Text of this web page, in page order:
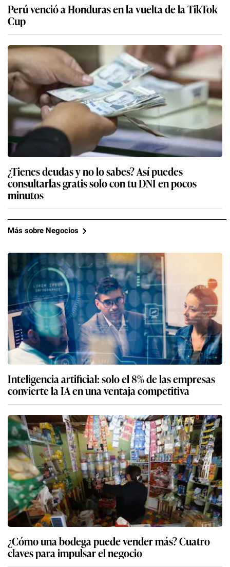
Perú venció a Honduras en la vuelta de la TikTok
Cup
¿Tienes deudas y no lo sabes? Así puedes
consultarlas gratis solo con tu DNI en pocos
minutos
Más sobre Negocios
Inteligencia artificial: solo el 8% de las empresas
convierte la IA en una ventaja competitiva
¿Cómo una bodega puede vender más? Cuatro
claves para impulsar el negocio